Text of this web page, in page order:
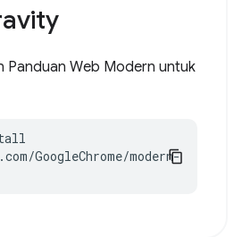
Panduan Web Modern untuk
GoogleChrome/modern-